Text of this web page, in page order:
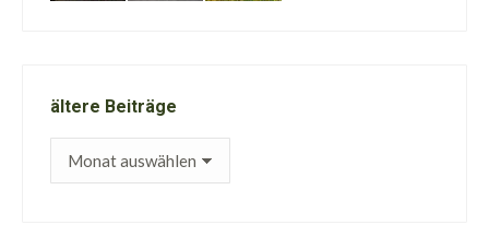
ältere Beiträge
ältere